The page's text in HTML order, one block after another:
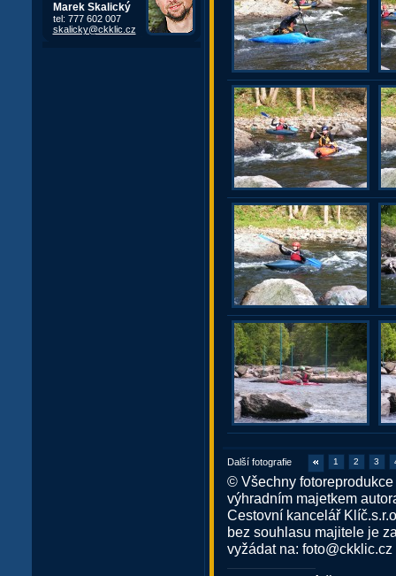
Marek Skalický
tel: 777 602 007
skalicky@ckklic.cz
Další fotografie 1 2 3
© Všechny
výhradním majetkem
Cestovní kancelář
bez souhlasu majitele je
vyžádat na: foto@ckklic.cz